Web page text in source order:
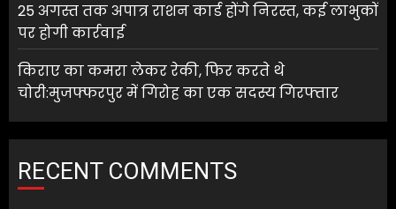
25 अगस्त तक अपात्र राशन कार्ड होंगे निरस्त, कई लाभुकों
पर होगी कार्रवाई
किराए का कमरा लेकर रेकी, फिर करते थे
चोरी:मुजफ्फरपुर में गिरोह का एक सदस्य गिरफ्तार
RECENT COMMENTS